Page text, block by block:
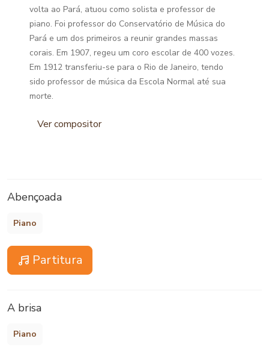
volta ao Pará, atuou como solista e professor de
piano. Foi professor do Conservatório de Música do
Pará e um dos primeiros a reunir grandes massas
corais. Em 1907, regeu um coro escolar de 400 vozes.
Em 1912 transferiu-se para o Rio de Janeiro, tendo
sido professor de música da Escola Normal até sua
morte.
Ver compositor
Abençoada
Piano
Partitura
A brisa
Piano